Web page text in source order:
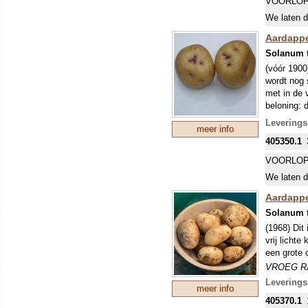
echter
glas). De
70x40
We laten
meer info
Solanum
(vóór
wordt nog
met in de
beloning:
aan de
Een
eigenlijk
echter
glas). De
70x40
405350.1
We laten
meer info
Solanum
(1968) Dit
vrij lichte
een grote
VROEG
Een
echter
405370.1